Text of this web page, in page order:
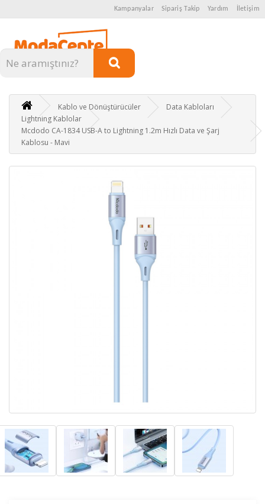
Kampanyalar Sipariş Takip Yardım İletişim
Kategoriler
Kablo ve Dönüştürücüler
Data Kabloları
Lightning Kablolar
Mcdodo CA-1834 USB-A to Lightning 1.2m Hızlı Data ve Şarj
Kablosu - Mavi